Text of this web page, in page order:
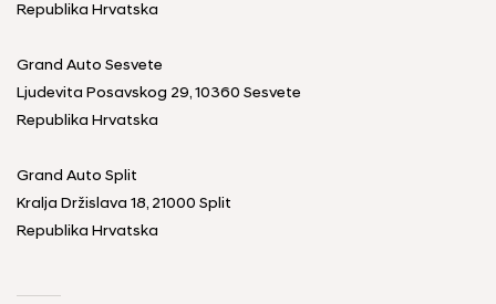
Republika Hrvatska
Grand Auto Sesvete
Ljudevita Posavskog 29, 10360 Sesvete
Republika Hrvatska
Grand Auto Split
Kralja Držislava 18, 21000 Split
Republika Hrvatska